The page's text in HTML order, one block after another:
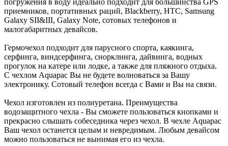
приемников, портативных раций, Blackberry, HTC, Samsung
Galaxy SII&III, Galaxy Note, сотовых телефонов и
малогабаритных девайсов.
Гермочехол подходит для парусного спорта, каякинга,
серфинга, виндсерфинга, снорклинга, дайвинга, водных
прогулок на катере или лодке, а также для пляжного отдыха.
С чехлом Aquapac Вы не будете волноваться за Вашу
электронику. Сотовый телефон всегда с Вами и Вы на связи.
Чехол изготовлен из полиуретана. Преимущества
водозащитного чехла - Вы сможете пользоваться кнопками и
прекрасно слышать собеседника через чехол. В чехле Aquapac
Ваш чехол останется целым и невредимым. Любым девайсом
можно пользоваться не вынимая его из чехла.